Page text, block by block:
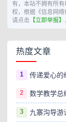
有，本站不拥有所
权，根据《信息网络
请点击 【立即举报】
热度文章
1 传递爱心的
2 数学教学总
3 九寨沟导游